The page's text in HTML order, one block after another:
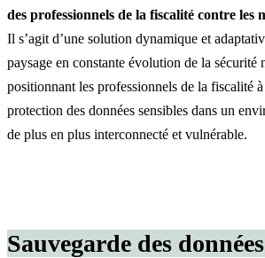
des professionnels de la fiscalité contre les
Il s’agit d’une solution dynamique et
paysage en constante évolution de la sécurité
positionnant les professionnels de la fiscalité
protection des données sensibles dans un
de plus en plus interconnecté et vulnérable.
Sauvegarde des